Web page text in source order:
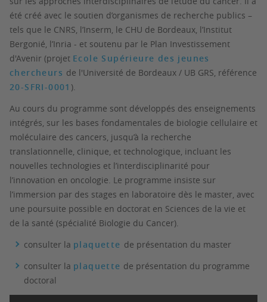
été créé avec le soutien d’organismes de recherche publics –
tels que le CNRS, l’Inserm, le CHU de Bordeaux, l’Institut
Bergonié, l’Inria - et soutenu par le Plan Investissement
d'Avenir (projet Ecole Supérieure des jeunes
chercheurs de l'Université de Bordeaux / UB GRS, référence
20-SFRI-0001 ).
Au cours du programme sont développés des enseignements
intégrés, sur les bases fondamentales de biologie cellulaire et
moléculaire des cancers, jusqu’à la recherche
translationnelle, clinique, et technologique, incluant les
nouvelles technologies et l’interdisciplinarité pour
l’innovation en oncologie. Le programme insiste sur
l’immersion par des stages en laboratoire dès le master, avec
une poursuite possible en doctorat en Sciences de la vie et
de la santé (spécialité Biologie du Cancer).
consulter la plaquette de présentation du master
consulter la plaquette de présentation du programme
doctoral